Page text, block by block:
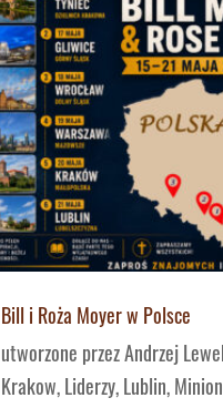
Bill i Roża Moyer w Polsce
utworzone przezAndrzej
Krakow,Liderzy,Lublin,